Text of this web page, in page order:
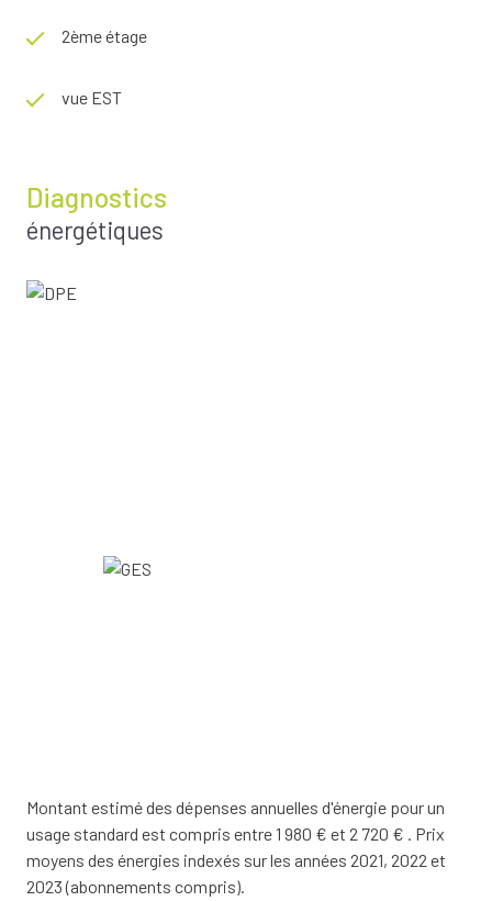
2ème étage
vue EST
Diagnostics
énergétiques
Montant estimé des dépenses annuelles d'énergie pour un
usage standard est compris entre 1 980 € et 2 720 € . Prix
moyens des énergies indexés sur les années 2021, 2022 et
2023 (abonnements compris).